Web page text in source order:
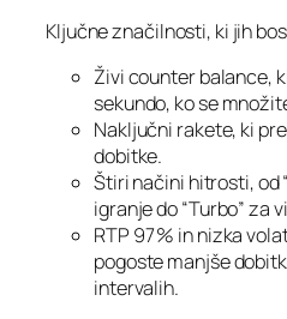
Ključne značilnosti, ki jih
Živi counter balance,
sekundo, ko se
Naključni rakete, ki
dobitke.
Štiri načini hitrosti, od
igranje do “Turbo” za
RTP 97 % in nizka
pogoste manjše
intervalih.